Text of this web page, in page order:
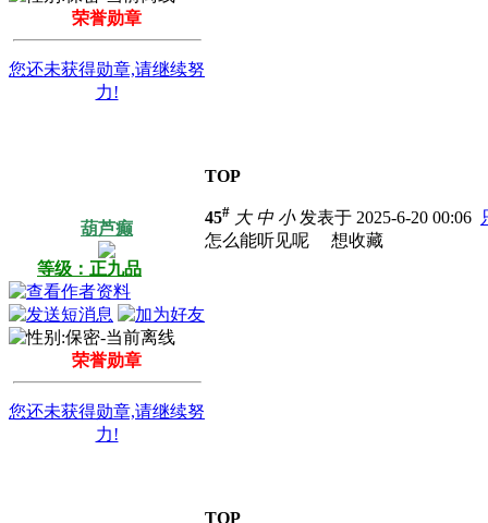
荣誉勋章
您还未获得勋章,请继续努
力!
TOP
葫芦癫
等级：正九品
荣誉勋章
您还未获得勋章,请继续努
力!
45# 大 中 小发表于 2025-6-20 00:06
怎么能听见呢 想收藏
TOP